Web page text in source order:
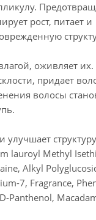
рост, питает и
оживляет
придает
волосы
улучшает
lauroyl Methyl
Alkyl
7, Fragrance,
Panthenol,